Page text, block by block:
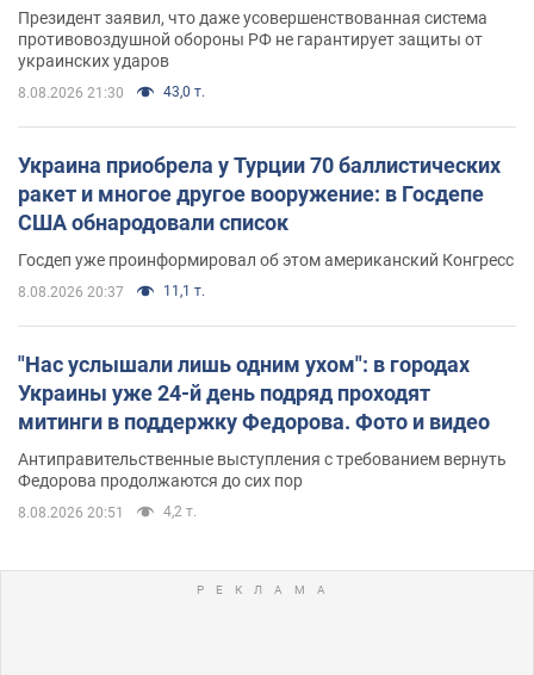
Президент заявил, что даже усовершенствованная система
противовоздушной обороны РФ не гарантирует защиты от
украинских ударов
8.08.2026 21:30 43,0 т.
Украина приобрела у Турции 70 баллистических
ракет и многое другое вооружение: в Госдепе
США обнародовали список
Госдеп уже проинформировал об этом американский Конгресс
8.08.2026 20:37 11,1 т.
"Нас услышали лишь одним ухом": в городах
Украины уже 24-й день подряд проходят
митинги в поддержку Федорова. Фото и видео
Антиправительственные выступления с требованием вернуть
Федорова продолжаются до сих пор
8.08.2026 20:51 4,2 т.